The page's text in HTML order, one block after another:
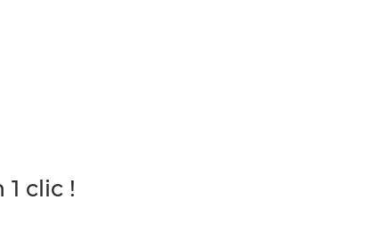
clic !